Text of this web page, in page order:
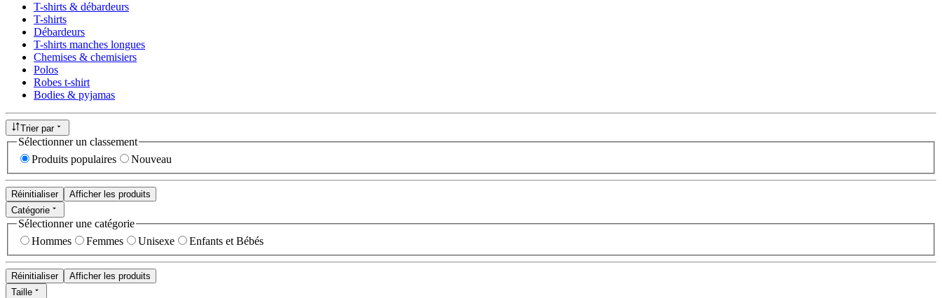
T-shirts & débardeurs
T-shirts
Débardeurs
T-shirts manches longues
Chemises & chemisiers
Polos
Robes t-shirt
Bodies & pyjamas
Trier par
Sélectionner un classement
Produits populaires
Nouveau
Réinitialiser
Afficher les produits
Catégorie
Sélectionner une catégorie
Hommes
Femmes Unisexe Enfants et Bébés
Réinitialiser
Afficher les produits
Taille